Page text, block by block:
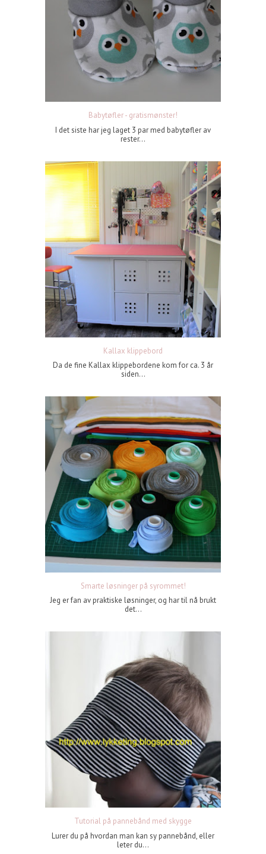
Babytøfler - gratismønster!
I det siste har jeg laget 3 par med babytøfler av
rester...
Kallax klippebord
Da de fine Kallax klippebordene kom for ca. 3 år
siden...
Smarte løsninger på syrommet!
Jeg er fan av praktiske løsninger, og har til nå brukt
det...
Tutorial på pannebånd med skygge
Lurer du på hvordan man kan sy pannebånd, eller
leter du...